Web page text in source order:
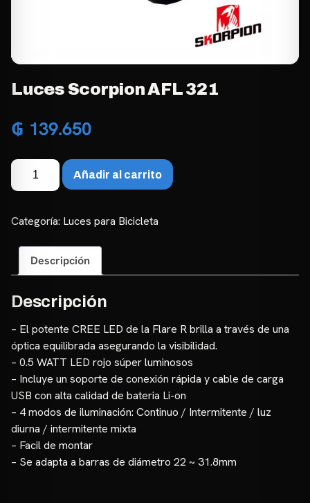
Luces Scorpion AFL 321
₲ 139.650
Luces
Scorpion
321
Añadir al carrito
Categoría: Luces para Bicicleta
Descripción
Descripción
– El potente CREE LED de la Flare R brilla a través de una
óptica equilibrada asegurando la visibilidad.
– 0.5 WATT LED rojo súper luminosos
– Incluye un soporte de conexión rápida y cable de carga
USB con alta calidad de bateria Li-on
– 4 modos de iluminación: Continuo / Intermitente / luz
diurna / intermitente mixta
– Facil de montar
– Se adapta a barras de diámetro 22 ~ 31.8mm